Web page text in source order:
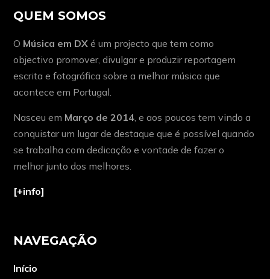
QUEM SOMOS
O Música em DX é um projecto que tem como
objectivo promover, divulgar e produzir reportagem
escrita e fotográfica sobre a melhor música que
acontece em Portugal.
Nasceu em Março de 2014 , e aos poucos tem vindo a
conquistar um lugar de destaque que é possível quando
se trabalha com dedicação e vontade de fazer o
melhor junto dos melhores.
[+info]
NAVEGAÇÃO
Início